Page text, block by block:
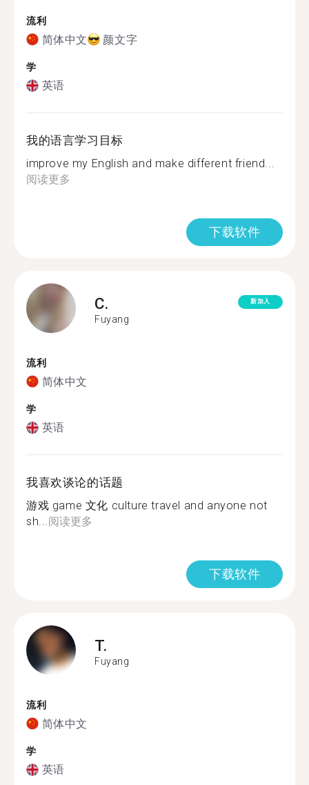
流利
简体中文 颜文字
学
英语
我的语言学习目标
improve my English and make different friend...
阅读更多
下载软件
C.
Fuyang
新加入
流利
简体中文
学
英语
我喜欢谈论的话题
游戏 game 文化 culture travel and anyone not
sh...阅读更多
下载软件
T.
Fuyang
流利
简体中文
学
英语